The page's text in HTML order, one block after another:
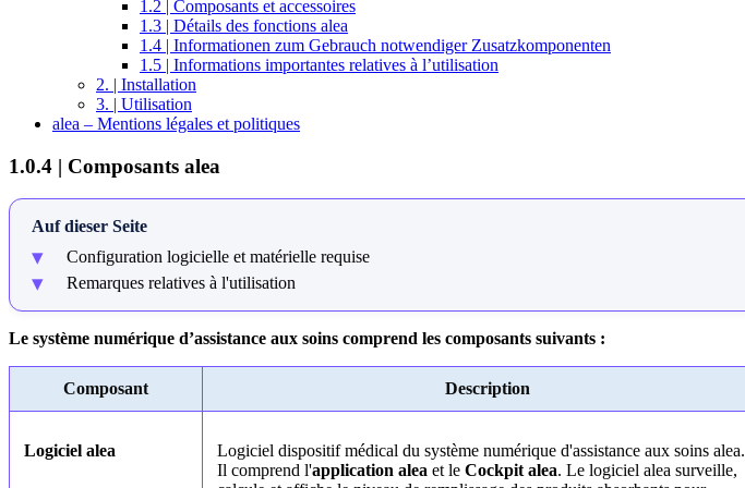
1.2 | Composants et accessoires
1.3 | Détails des fonctions alea
1.4 | Informationen zum Gebrauch notwendiger Zusatzkomponenten
1.5 | Informations importantes relatives à l’utilisation
2. | Installation
3. | Utilisation
alea – Mentions légales et politiques
1.0.4 | Composants alea
Auf dieser Seite
Configuration logicielle et matérielle requise
Remarques relatives à l'utilisation
Le système numérique d’assistance aux soins comprend les composants suivants :
Composant Description
Logiciel alea
Logiciel dispositif médical du système numérique d'assistance aux soins alea.
Il comprend l'application aleaet le Cockpit alea. Le logiciel alea surveille,